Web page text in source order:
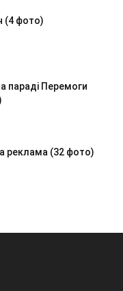
(4 фото)
параді Перемоги
реклама (32 фото)